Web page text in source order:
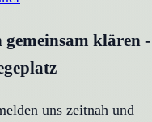
gemeinsam klären -
uns zeitnah und